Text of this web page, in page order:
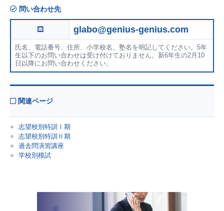
問い合わせ先
glabo@genius-genius.com
氏名、電話番号、住所、小学校名、塾名を明記してください。5年
生以下のお問い合わせは受け付けておりません。新6年生の2月10
日以降にお問い合わせください。
関連ページ
志望校別特訓Ⅰ期
志望校別特訓Ⅱ期
過去問演習講座
学校別模試